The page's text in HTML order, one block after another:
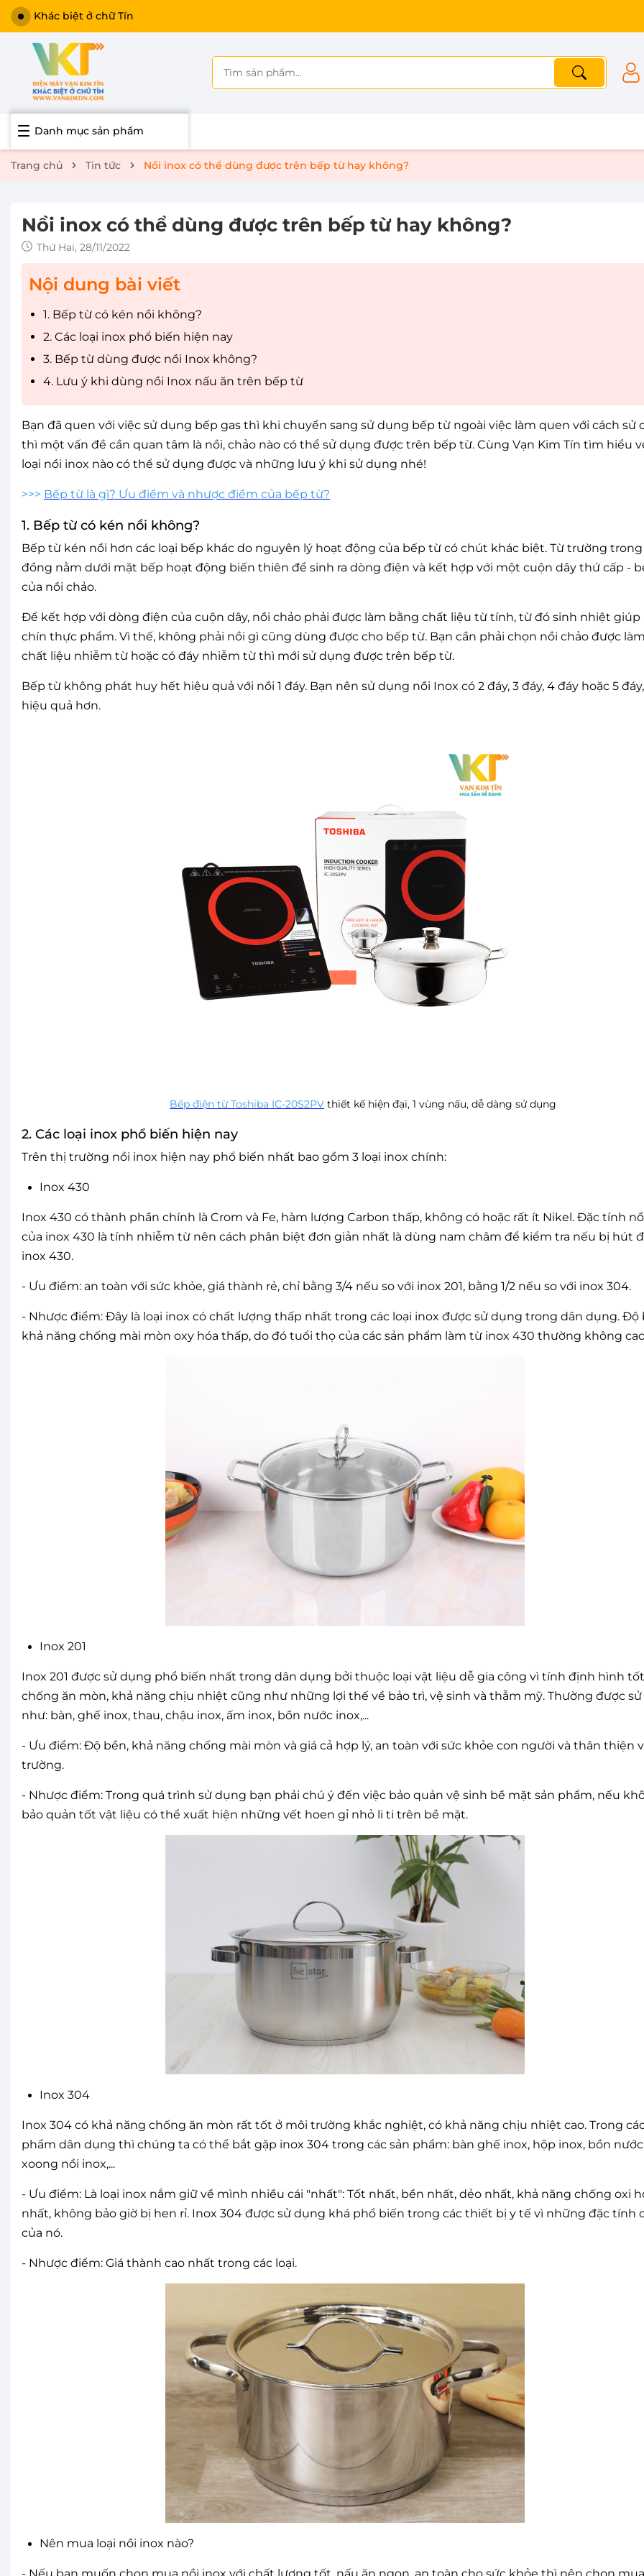
Danh mục sản phẩm
Trang chủ Tin tức Nồi inox có thể dùng được trên bếp từ hay không?
Nồi inox có thể dùng được trên bếp từ hay không?
Thứ Hai, 28/11/2022
Nội dung bài viết
1. Bếp từ có kén nồi không?
2. Các loại inox phổ biến hiện nay
3. Bếp từ dùng được nồi Inox không?
4. Lưu ý khi dùng nồi Inox nấu ăn trên bếp từ
Bạn đã quen với việc sử dụng bếp gas thì khi chuyển sang sử dụng bếp từ ngoài việc làm quen với cách sử
thì một vấn đề cần quan tâm là nồi, chảo nào có thể sử dụng được trên bếp từ. Cùng Vạn Kim Tín tìm hiểu
loại nồi inox nào có thể sử dụng được và những lưu ý khi sử dụng nhé!
>>> Bếp từ là gì? Ưu điểm và nhược điểm của bếp từ?
1. Bếp từ có kén nồi không?
Bếp từ kén nồi hơn các loại bếp khác do nguyên lý hoạt động của bếp từ có chút khác biệt. Từ trường
đồng nằm dưới mặt bếp hoạt động biến thiên để sinh ra dòng điện và kết hợp với một cuộn dây thứ cấp -
của nồi chảo.
Để kết hợp với dòng điện của cuộn dây, nồi chảo phải được làm bằng chất liệu từ tính, từ đó sinh nhiệt giúp
chín thực phẩm. Vì thế, không phải nồi gì cũng dùng được cho bếp từ. Bạn cần phải chọn nồi chảo được
chất liệu nhiễm từ hoặc có đáy nhiễm từ thì mới sử dụng được trên bếp từ.
Bếp từ không phát huy hết hiệu quả với nồi 1 đáy. Bạn nên sử dụng nồi Inox có 2 đáy, 3 đáy, 4 đáy hoặc 5
hiệu quả hơn.
Bếp điện từ Toshiba IC-20S2PV thiết kế hiện đại, 1 vùng nấu, dễ dàng sử dụng
2. Các loại inox phổ biến hiện nay
Trên thị trường nồi inox hiện nay phổ biến nhất bao gồm 3 loại inox chính:
Inox 430
Inox 430 có thành phần chính là Crom và Fe, hàm lượng Carbon thấp, không có hoặc rất ít Nikel. Đặc tính
của inox 430 là tính nhiễm từ nên cách phân biệt đơn giản nhất là dùng nam châm để kiểm tra nếu bị hút
inox 430.
- Ưu điểm: an toàn với sức khỏe, giá thành rẻ, chỉ bằng 3/4 nếu so với inox 201, bằng 1/2 nếu so với inox 304.
- Nhược điểm: Đây là loại inox có chất lượng thấp nhất trong các loại inox được sử dụng trong dân dụng. Độ
khả năng chống mài mòn oxy hóa thấp, do đó tuổi thọ của các sản phẩm làm từ inox 430 thường không
Inox 201
Inox 201 được sử dụng phổ biến nhất trong dân dụng bởi thuộc loại vật liệu dễ gia công vì tính định hình
chống ăn mòn, khả năng chịu nhiệt cũng như những lợi thế về bảo trì, vệ sinh và thẫm mỹ. Thường được
như: bàn, ghế inox, thau, chậu inox, ấm inox, bồn nước inox,...
- Ưu điểm: Độ bền, khả năng chống mài mòn và giá cả hợp lý, an toàn với sức khỏe con người và thân thiện
trường.
- Nhược điểm: Trong quá trình sử dụng bạn phải chú ý đến việc bảo quản vệ sinh bề mặt sản phẩm, nếu
bảo quản tốt vật liệu có thể xuất hiện những vết hoen gỉ nhỏ li ti trên bề mặt.
Inox 304
Inox 304 có khả năng chống ăn mòn rất tốt ở môi trường khắc nghiệt, có khả năng chịu nhiệt cao. Trong
phẩm dân dụng thì chúng ta có thể bắt gặp inox 304 trong các sản phẩm: bàn ghế inox, hộp inox, bồn
xoong nồi inox,...
- Ưu điểm: Là loại inox nắm giữ về mình nhiều cái "nhất": Tốt nhất, bền nhất, dẻo nhất, khả năng chống oxi
nhất, không bảo giờ bị hen rỉ. Inox 304 được sử dụng khá phổ biến trong các thiết bị y tế vì những đặc tính
của nó.
- Nhược điểm: Giá thành cao nhất trong các loại.
Nên mua loại nồi inox nào?